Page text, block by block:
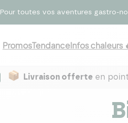
Pour toutes vos aventures gastro-
PromosTendanceInfos chaleurs
Livraison offerte en